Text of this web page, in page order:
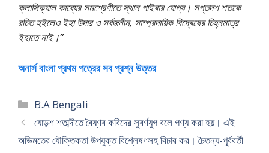
ক্লাসিক্যাল কাব্যের সমশ্রেণীতে স্থান পাইবার যােগ্য। সপ্তদশ শতকে
রচিত হইলেও ইহা উদার ও সর্বজনীন, সাম্প্রদায়িক বিদ্বেষের চিহ্নমাত্র
ইহাতে নাই।”
অনার্স বাংলা প্রথম পত্রের সব প্রশ্ন উত্তর
Categories
B.A Bengali
যােড়শ শতাব্দীতে বৈষ্ণব কবিদের সুবর্ণযুগ বলে গণ্য করা হয়। এই
অভিমতের যৌক্তিকতা উপযুক্ত বিশ্লেষণসহ বিচার কর। চৈতন্য-পূর্ববর্তী